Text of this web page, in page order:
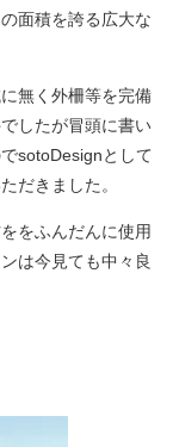
面積を誇る広大な
無く外柵等を完備
したが冒頭に書い
sotoDesignとして
だきました。
をふんだんに使用
は今見ても中々良